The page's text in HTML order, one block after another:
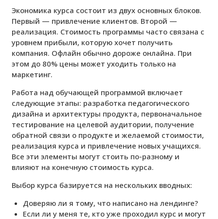
Экономика курса состоит из двух основных блоков.
Первый — привлечение клиентов. Второй —
реализация. Стоимость программы часто связана с
уровнем прибыли, которую хочет получить
компания. Офлайн обычно дороже онлайна. При
этом до 80% цены может уходить только на
маркетинг.
Работа над обучающей программой включает
следующие этапы: разработка педагогического
дизайна и архитектуры продукта, первоначальное
тестирование на целевой аудитории, получение
обратной связи о продукте и желаемой стоимости,
реализация курса и привлечение новых учащихся.
Все эти элементы могут стоить по-разному и
влияют на конечную стоимость курса.
Выбор курса базируется на нескольких вводных:
Доверяю ли я тому, что написано на лендинге?
Если ли у меня те, кто уже проходил курс и могут